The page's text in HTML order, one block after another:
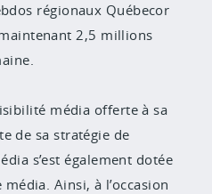
régionaux Québecor
2,5 millions
média offerte à sa
de sa stratégie de
s’est également dotée
Ainsi, à l’occasion